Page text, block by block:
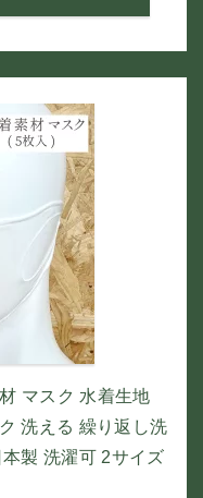
マスク 水着生地
洗える 繰り返し洗
製 洗濯可 2サイズ